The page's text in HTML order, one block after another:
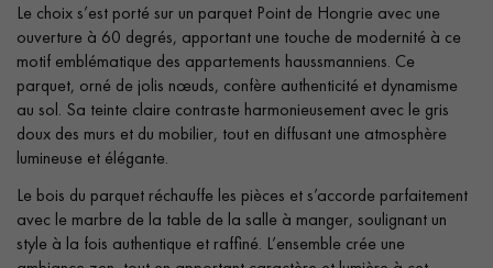
Le choix s’est porté sur un parquet Point de Hongrie avec une
ouverture à 60 degrés, apportant une touche de modernité à ce
motif emblématique des appartements haussmanniens. Ce
parquet, orné de jolis nœuds, confère authenticité et dynamisme
au sol. Sa teinte claire contraste harmonieusement avec le gris
doux des murs et du mobilier, tout en diffusant une atmosphère
lumineuse et élégante.
Le bois du parquet réchauffe les pièces et s’accorde parfaitement
avec le marbre de la table de la salle à manger, soulignant un
style à la fois authentique et raffiné. L’ensemble crée une